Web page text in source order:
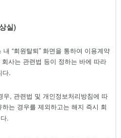
실)
내 “회원탈퇴” 화면을 통하여 이용계약
회사는 관련법 등이 정하는 바에 따라
다.
우, 관련법 및 개인정보처리방침에 따
는 경우를 제외하고는 해지 즉시 회
.